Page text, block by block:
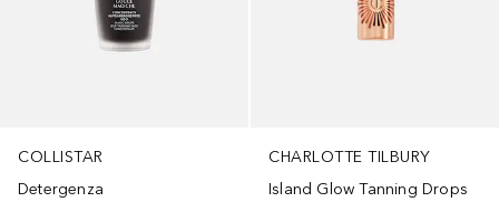
COLLISTAR
Detergenza
CHARLOTTE TILBURY
Island Glow Tanning Drops